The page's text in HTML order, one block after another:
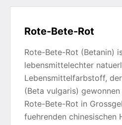
Rote-Bete-Rot
Rote-Bete-Rot (Betanin)
lebensmittelechter
Lebensmittelfarbstoff,
(Beta vulgaris)
Rote-Bete-Rot in
fuehrenden chinesischen